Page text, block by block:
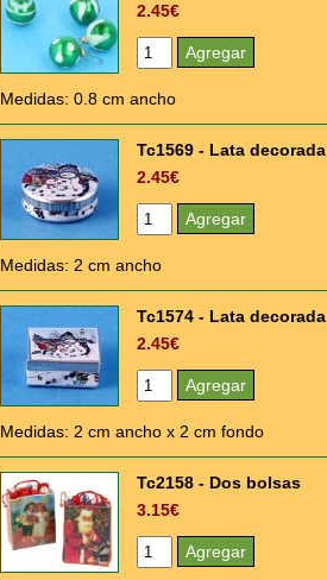
2.45€
Medidas: 0.8 cm ancho
Tc1569 - Lata decorada
2.45€
Medidas: 2 cm ancho
Tc1574 - Lata decorada
2.45€
Medidas: 2 cm ancho x 2 cm fondo
Tc2158 - Dos bolsas
3.15€